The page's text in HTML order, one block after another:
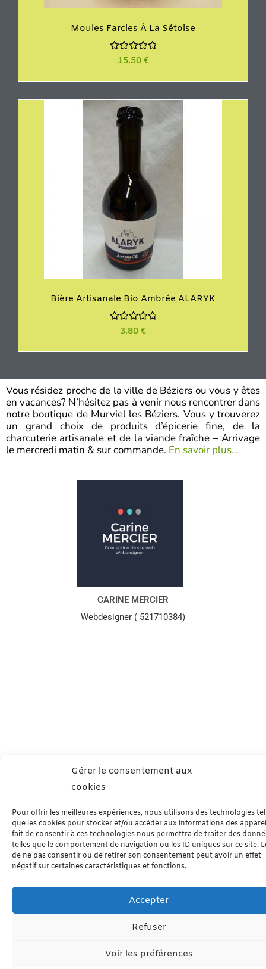
Gérer le consentement aux
cookies
Pour offrir les meilleures expériences, nous utilisons des technologies
que les cookies pour stocker et/ou accéder aux informations des
fait de consentir à ces technologies nous permettra de traiter des
telles que le comportement de navigation ou les ID uniques sur ce site.
de ne pas consentir ou de retirer son consentement peut avoir un effet
négatif sur certaines caractéristiques et fonctions.
Accepter
Refuser
Voir les préférences
Moules Farcies À La Sétoise
e
s
15.50 €
Bière Artisanale Bio Ambrée ALARYK
e
u
5
3.80 €
Vous résidez proche de la ville de Béziers ou vous y êtes
en vacances? N’hésitez pas à venir nous rencontrer dans
notre boutique de Murviel les Béziers. Vous y trouverez
un grand choix de produits d’épicerie fine, de la
charcuterie artisanale et de la viande fraîche – Arrivage
le mercredi matin & sur commande. En savoir plus…
CARINE MERCIER
Webdesigner ( 521710384)